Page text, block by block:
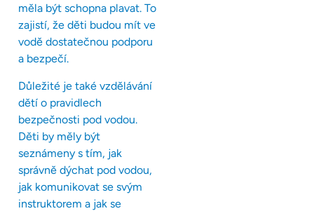
měla být schopna plavat. To
zajistí, že děti budou mít ve
vodě dostatečnou podporu
a bezpečí.
Důležité je také vzdělávání
dětí o pravidlech
bezpečnosti pod vodou.
Děti by měly být
seznámeny s tím, jak
správně dýchat pod vodou,
jak komunikovat se svým
instruktorem a jak se